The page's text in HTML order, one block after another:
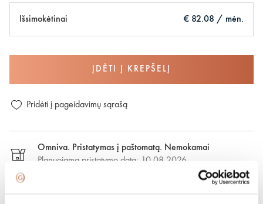
Išsimokėtinai € 82.08 / mėn.
ĮDĖTI Į KREPŠELĮ
Pridėti į pageidavimų sąrašą
Omniva. Pristatymas į paštomatą. Nemokamai
Planuojama pristatymo data: 10.08.2026